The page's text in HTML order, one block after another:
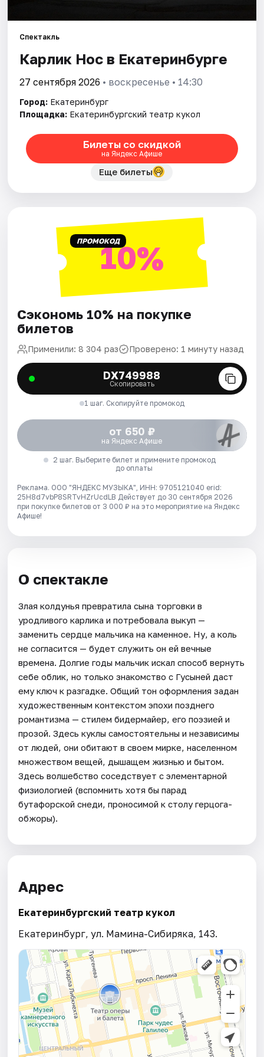
Площадки
Артисты
Рейтинги
Спектакль
Карлик Нос в Екатеринбурге
27 сентября 2026 • воскресенье • 14:30
Город: Екатеринбург
Площадка: Екатеринбургский театр кукол
Билеты со скидкой
на Яндекс Афише
Еще билеты
ПРОМОКОД10%
Сэкономь 10% на покупке
билетов
Применили: 8 304 раз Проверено: 1 минуту назад
DX749988
Скопировать
1 шаг. Скопируйте промокод
от 650 ₽
на Яндекс Афише
2 шаг. Выберите билет и примените промокод
до оплаты
Реклама. ООО "ЯНДЕКС МУЗЫКА", ИНН: 9705121040 erid:
25H8d7vbP8SRTvHZrUcdLB Действует до 30 сентября 2026
при покупке билетов от 3 000 ₽ на это мероприятие на Яндекс
Афише!
О спектакле
Злая колдунья превратила сына торговки в
уродливого карлика и потребовала выкуп —
заменить сердце мальчика на каменное. Ну, а коль
не согласится — будет служить он ей вечные
времена. Долгие годы мальчик искал способ вернуть
себе облик, но только знакомство с Гусыней даст
ему ключ к разгадке. Общий тон оформления задан
художественным контекстом эпохи позднего
романтизма — стилем бидермайер, его поэзией и
прозой. Здесь куклы самостоятельны и независимы
от людей, они обитают в своем мирке, населенном
множеством вещей, дышащем жизнью и бытом.
Здесь волшебство соседствует с элементарной
физиологией (вспомнить хотя бы парад
бутафорской снеди, проносимой к столу герцога-
обжоры).
Адрес
Екатеринбургский театр кукол
Екатеринбург, ул. Мамина-Сибиряка, 143.